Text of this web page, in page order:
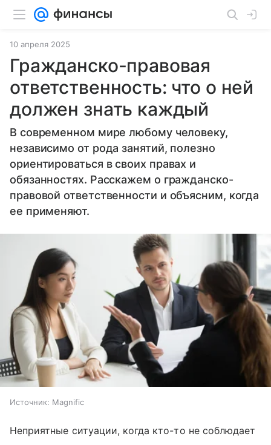
10 апреля 2025
Гражданско-правовая
ответственность: что о ней
должен знать каждый
В современном мире любому человеку,
независимо от рода занятий, полезно
ориентироваться в своих правах и
обязанностях. Расскажем о гражданско-
правовой ответственности и объясним, когда
ее применяют.
Источник: Magnific
Неприятные ситуации, когда кто-то не соблюдает